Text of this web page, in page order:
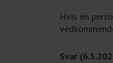
Hvis en
Svar